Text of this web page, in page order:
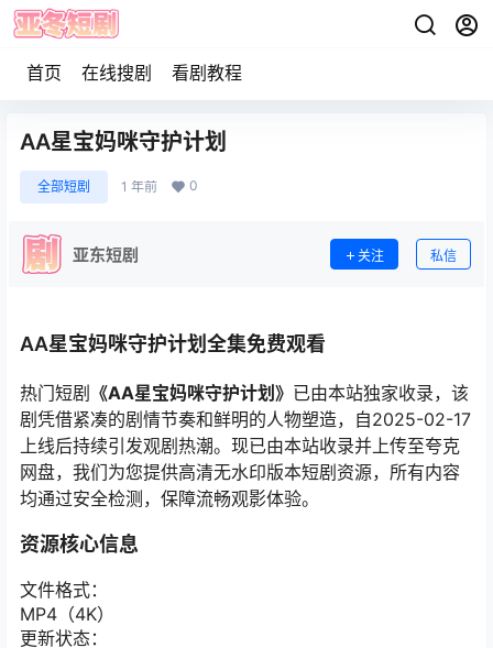
首页 在线搜剧 看剧教程
AA星宝妈咪守护计划
全部短剧 1 年前 0
亚东短剧 关注 私信
AA星宝妈咪守护计划全集免费观看
热门短剧 《AA星宝妈咪守护计划》 已由本站独家收录，该
剧凭借紧凑的剧情节奏和鲜明的人物塑造，自2025-02-17
上线后持续引发观剧热潮。现已由本站收录并上传至夸克
网盘，我们为您提供高清无水印版本短剧资源，所有内容
均通过安全检测，保障流畅观影体验。
资源核心信息
文件格式：
MP4（4K）
更新状态：